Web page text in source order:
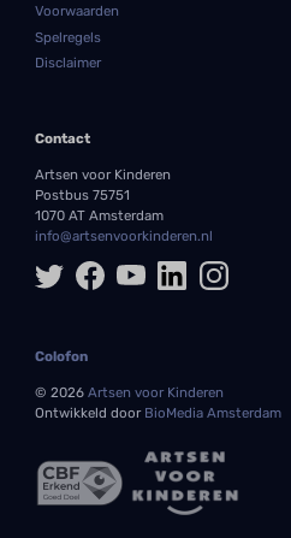
Voorwaarden
Spelregels
Disclaimer
Contact
Artsen voor Kinderen
Postbus 75751
1070 AT Amsterdam
info@artsenvoorkinderen.nl
Colofon
© 2026 Artsen voor Kinderen
Ontwikkeld door BioMedia Amsterdam